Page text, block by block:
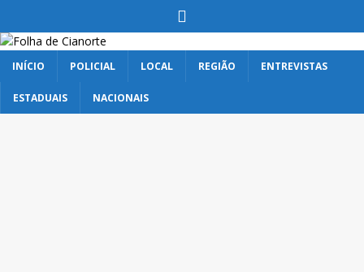
INÍCIO POLICIAL LOCAL REGIÃO ENTREVISTAS
ESTADUAIS NACIONAIS